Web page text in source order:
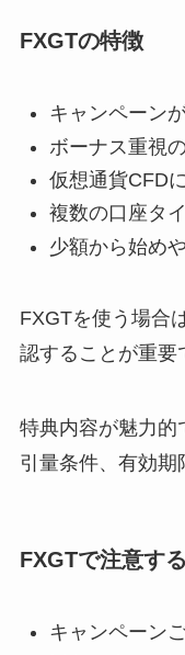
FXGTの特徴
キャンペーン
ボーナス重視
仮想通貨CFD
複数の口座タ
少額から始め
FXGTを使う場合
認することが重要
特典内容が魅力的
引量条件、有効期
FXGTで注意す
キャンペーン